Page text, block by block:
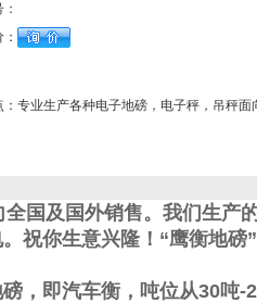
专业生产各种电子地磅，电子秤，吊秤面
国及国外销售。我们生产
祝你生意兴隆！“鹰衡地磅”
，即汽车衡，吨位从30吨-